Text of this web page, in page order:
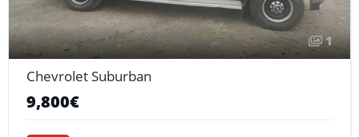
1
Chevrolet Suburban
9,800€